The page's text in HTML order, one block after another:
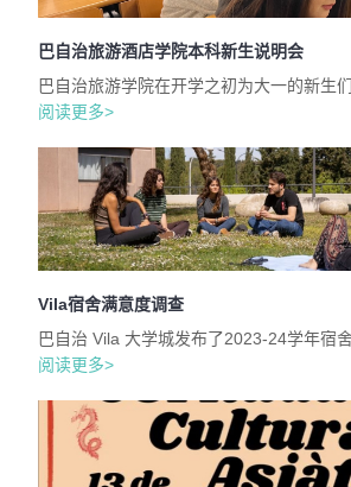
巴自治旅游酒店学院本科新生说明会
巴自治旅游学院在开学之初为大一的新生
阅读更多>
Vila宿舍满意度调查
巴自治 Vila 大学城发布了2023-24学年宿
阅读更多>